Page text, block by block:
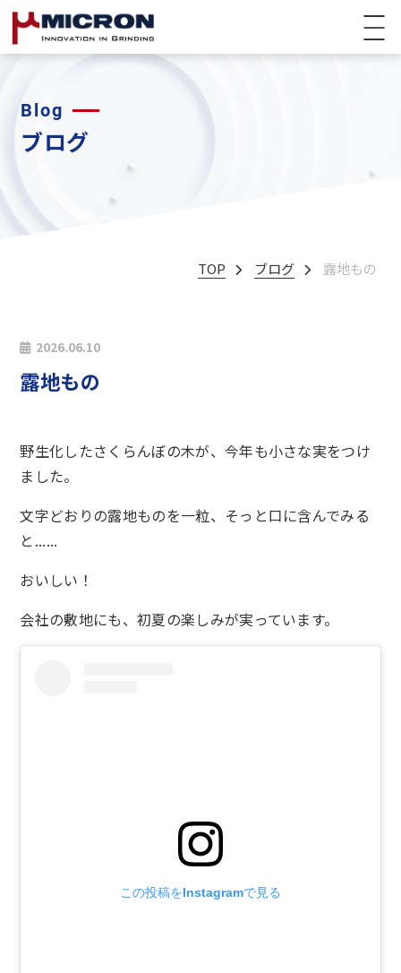
Blog
ブログ
TOP ブログ 露地もの
2026.06.10
露地もの
野生化したさくらんぼの木が、今年も小さな実をつけ
ました。
文字どおりの露地ものを一粒、そっと口に含んでみる
と......
おいしい！
会社の敷地にも、初夏の楽しみが実っています。
この投稿をInstagramで見る